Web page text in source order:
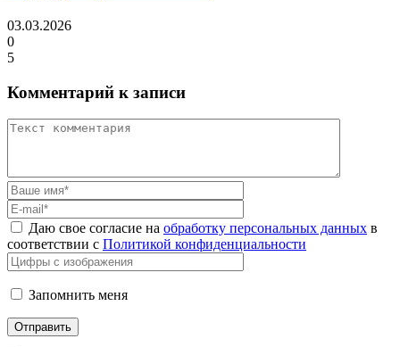
03.03.2026
0
5
Комментарий к записи
Даю свое согласие на обработку персональных данных в
соответствии с Политикой конфиденциальности
Запомнить меня